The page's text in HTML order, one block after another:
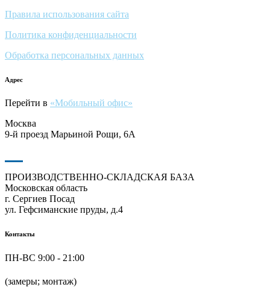
Правила использования сайта
Политика конфиденциальности
Обработка персональных данных
Адрес
Перейти в «Мобильный офис»
Москва
9-й проезд Марьиной Рощи, 6А
ПРОИЗВОДСТВЕННО-СКЛАДСКАЯ БАЗА
Московская область
г. Сергиев Посад
ул. Гефсиманские пруды, д.4
Контакты
ПН-ВС 9:00 - 21:00
(замеры; монтаж)